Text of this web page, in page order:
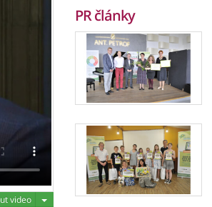
video
Stáhnout video
PR články